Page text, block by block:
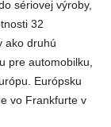
sériovej výroby,
32
ako druhú
pre automobilku,
Európsku
vo Frankfurte v